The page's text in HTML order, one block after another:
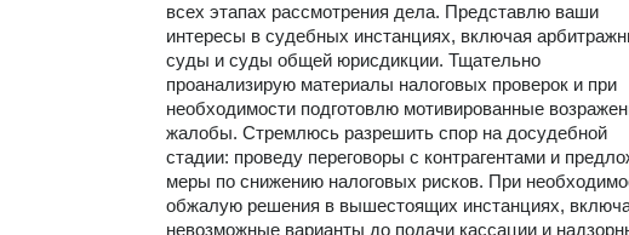
всех этапах рассмотрения дела. Представлю ваши
интересы в судебных инстанциях, включая
суды и суды общей юрисдикции. Тщательно
проанализирую материалы налоговых проверок и при
необходимости подготовлю мотивированные
жалобы. Стремлюсь разрешить спор на досудебной
стадии: проведу переговоры с контрагентами и
меры по снижению налоговых рисков. При
обжалую решения в вышестоящих инстанциях,
невозможные варианты до подачи кассации и